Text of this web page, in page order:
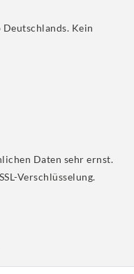
Kein
Daten sehr ernst.
Verschlüsselung.